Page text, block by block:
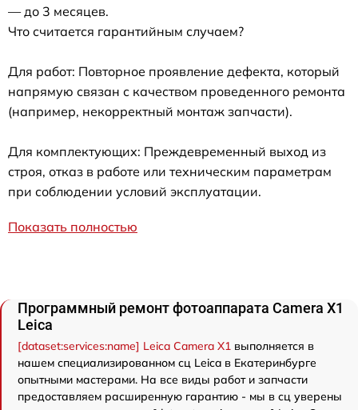
— до 3 месяцев.
Что считается гарантийным случаем?
Для работ: Повторное проявление дефекта, который
напрямую связан с качеством проведенного ремонта
(например, некорректный монтаж запчасти).
Для комплектующих: Преждевременный выход из
строя, отказ в работе или техническим параметрам
при соблюдении условий эксплуатации.
Показать полностью
Программный ремонт фотоаппарата Camera X1
Leica
[dataset:services:name] Leica Camera X1 выполняется в
нашем специализированном сц Leica в Екатеринбурге
опытными мастерами. На все виды работ и запчасти
предоставляем расширенную гарантию - мы в сц уверены